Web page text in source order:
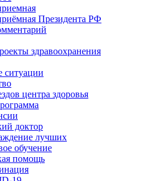
Президента РФ
здравоохранения
центра здоровья
доктор
лучших
обучение
помощь